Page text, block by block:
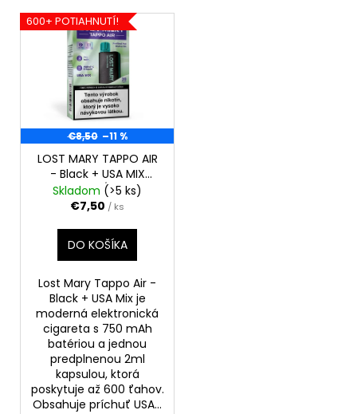
V
ý
p
r
600+ POTIAHNUTÍ!
€8,50 –11 %
LOST MARY TAPPO AIR
- Black + USA MIX
10mg/ml
Skladom (>5 ks)
€7,50 / ks
DO KOŠÍKA
Lost Mary Tappo Air -
Black + USA Mix je
moderná elektronická
cigareta s 750 mAh
batériou a jednou
predplnenou 2ml
kapsulou, ktorá
poskytuje až 600 ťahov.
Obsahuje príchuť USA...